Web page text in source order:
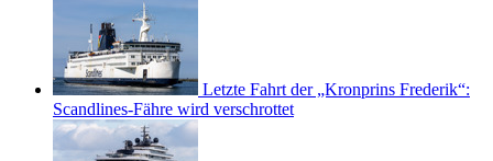
Letzte Fahrt der „Kronprins Frederik“:
Scandlines-Fähre wird verschrottet